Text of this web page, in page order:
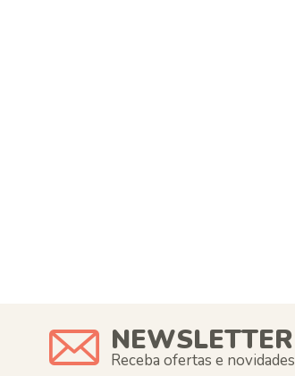
NEWSLETTER
Receba ofertas e novidades